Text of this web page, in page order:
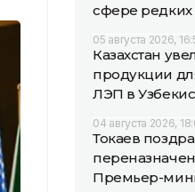
сфере редких
05 августа 2026,
Казахстан
продукции
ЛЭП в
04 августа 2026,
Токаев
Премьер-